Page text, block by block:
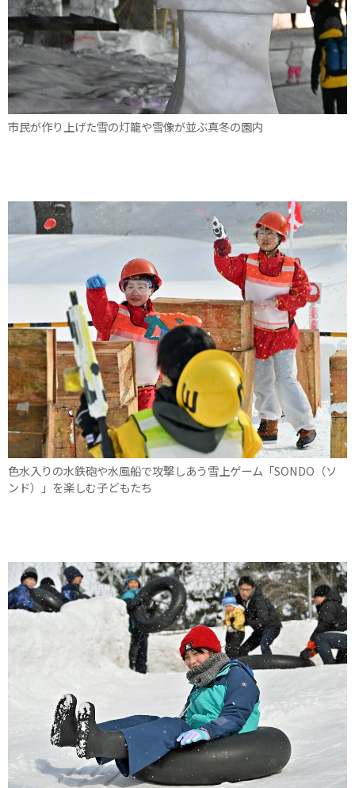
市民が作り上げた雪の灯籠や雪像が並ぶ真冬の園内
色水入りの水鉄砲や水風船で攻撃しあう雪上ゲーム「SONDO（ソ
ンド）」を楽しむ子どもたち